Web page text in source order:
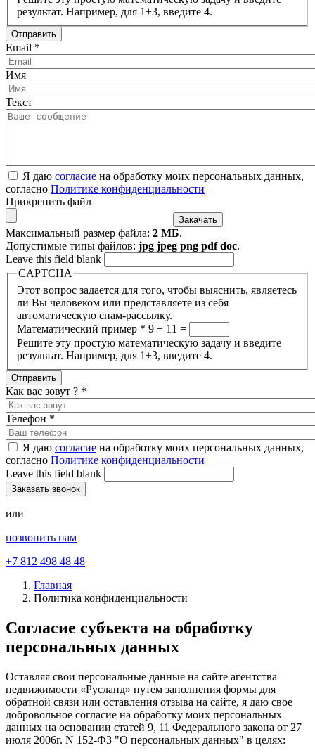
результат. Например, для 1+3, введите 4.
Email *
Имя
Текст
Я даю согласие на обработку моих персональных данных,
согласно Политике конфиденциальности
Прикрепить файл
Максимальный размер файла: 2 МБ.
Допустимые типы файлов: jpg jpeg png pdf doc.
Leave this field blank
CAPTCHA
Этот вопрос задается для того, чтобы выяснить, являетесь
ли Вы человеком или представляете из себя
автоматическую спам-рассылку.
Математический пример * 9 + 11 =
Решите эту простую математическую задачу и введите
результат. Например, для 1+3, введите 4.
Как вас зовут ? *
Телефон *
Я даю согласие на обработку моих персональных данных,
согласно Политике конфиденциальности
Leave this field blank
или
позвонить нам
+7 812 498 48 48
Главная
Политика конфиденциальности
Согласие субъекта на обработку
персональных данных
Оставляя свои персональные данные на сайте агентства
недвижимости «Русланд» путем заполнения формы для
обратной связи или оставления отзыва на сайте, я даю свое
добровольное согласие на обработку моих персональных
данных на основании статей 9, 11 Федерального закона от 27
июля 2006г. N 152-ФЗ "О персональных данных" в целях: